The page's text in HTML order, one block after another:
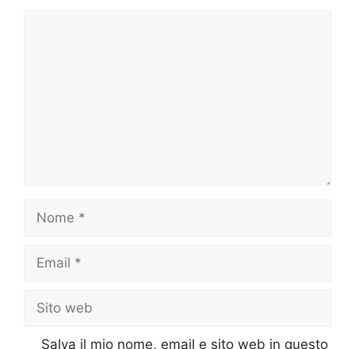
web
Salva il mio nome, email e sito web in questo